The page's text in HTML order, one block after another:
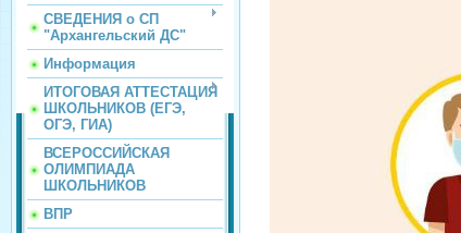
СВЕДЕНИЯ о СП
"Архангельский ДС"
Информация
ИТОГОВАЯ АТТЕСТАЦИЯ
ШКОЛЬНИКОВ (ЕГЭ,
ОГЭ, ГИА)
ВСЕРОССИЙСКАЯ
ОЛИМПИАДА
ШКОЛЬНИКОВ
ВПР